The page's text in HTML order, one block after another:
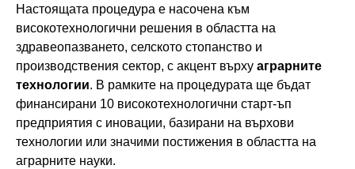
Настоящата процедура е насочена към
високотехнологични решения в областта на
здравеопазването, селското стопанство и
производствения сектор, с акцент върху аграрните
технологии. В рамките на процедурата ще бъдат
финансирани 10 високотехнологични старт-ъп
предприятия с иновации, базирани на върхови
технологии или значими постижения в областта на
аграрните науки.